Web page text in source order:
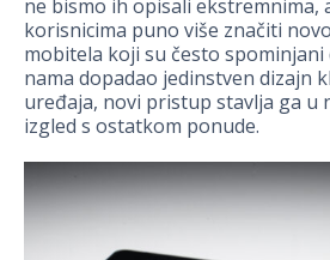
ne bismo ih opisali ekstremnima,
korisnicima puno više značiti
mobitela koji su često spominjani
nama dopadao jedinstven dizajn
uređaja, novi pristup stavlja ga u
izgled s ostatkom ponude.